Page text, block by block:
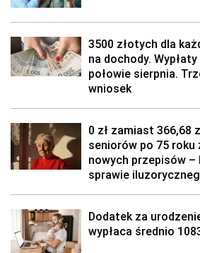
3500 złotych dla
na dochody.
połowie sierpnia.
wniosek
0 zł zamiast 366,68
seniorów po 75 roku
nowych przepisów –
sprawie
Dodatek za
wypłaca średnio